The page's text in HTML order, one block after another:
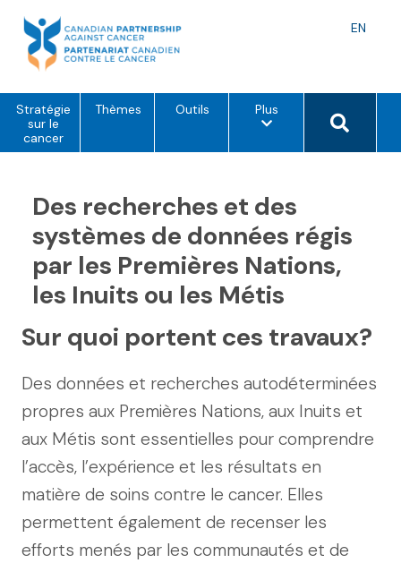
content
EN
Stratégie
sur le
cancer
Thèmes Outils Pluso
i
d
m
n
Search
Des recherches et des
systèmes de données régis
par les Premières Nations,
les Inuits ou les Métis
Sur quoi portent ces travaux?
Des données et recherches autodéterminées
propres aux Premières Nations, aux Inuits et
aux Métis sont essentielles pour comprendre
l’accès, l’expérience et les résultats en
matière de soins contre le cancer. Elles
permettent également de recenser les
efforts menés par les communautés et de